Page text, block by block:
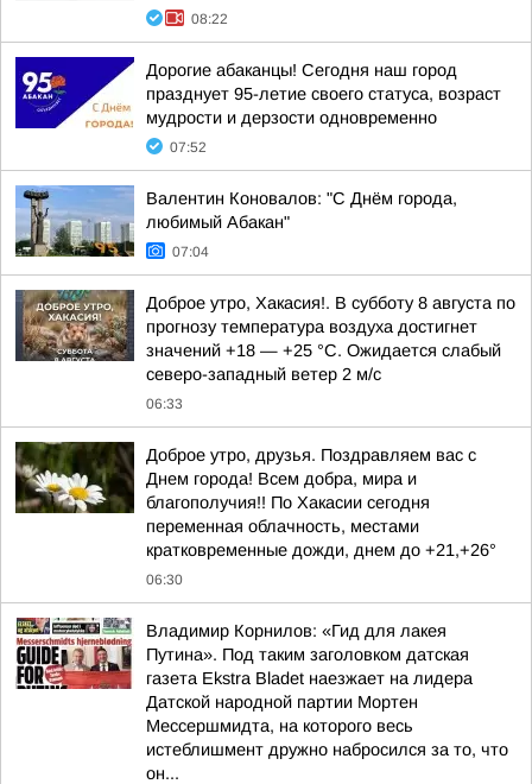
08:22
Дорогие абаканцы! Сегодня наш город
празднует 95-летие своего статуса, возраст
мудрости и дерзости одновременно
07:52
Валентин Коновалов: "С Днём города,
любимый Абакан"
07:04
Доброе утро, Хакасия!. В субботу 8 августа по
прогнозу температура воздуха достигнет
значений +18 — +25 °С. Ожидается слабый
северо-западный ветер 2 м/с
06:33
Доброе утро, друзья. Поздравляем вас с
Днем города! Всем добра, мира и
благополучия!! По Хакасии сегодня
переменная облачность, местами
кратковременные дожди, днем до +21,+26°
06:30
Владимир Корнилов: «Гид для лакея
Путина». Под таким заголовком датская
газета Ekstra Bladet наезжает на лидера
Датской народной партии Мортен
Мессершмидта, на которого весь
истеблишмент дружно набросился за то, что
он...